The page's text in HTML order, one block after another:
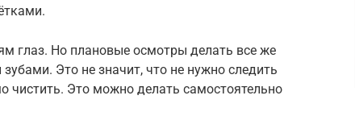
глаз. Но плановые осмотры делать все же
Это не значит, что не нужно следить
чистить. Это можно делать самостоятельно